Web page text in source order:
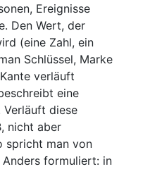
Ereignisse
Den Wert, der
(eine Zahl, ein
Schlüssel, Marke
verläuft
eine
Verläuft diese
nicht aber
spricht man von
formuliert: in